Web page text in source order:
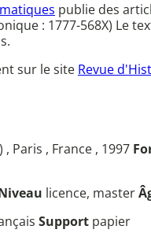
publie des
: 1777-568X) Le
sur le site Revue
Paris , France , 1997
licence, master
Support papier